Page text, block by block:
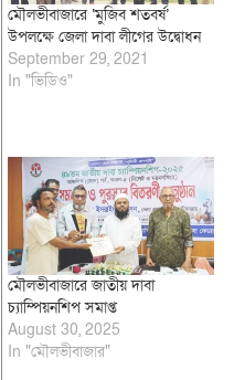
মৌলভীবাজারে ‘মুজিব শতবর্ষ’
উপলক্ষে জেলা দাবা লীগের উদ্বোধন
September 29, 2021
In "ভিডিও"
মৌলভীবাজারে জাতীয় দাবা
চ্যাম্পিয়নশিপ সমাপ্ত
August 30, 2025
In "মৌলভীবাজার"